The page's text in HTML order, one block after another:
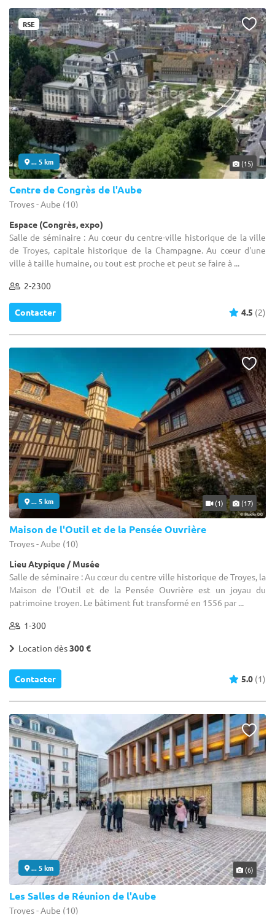
RSE
... 5 km (15)
Centre de Congrès de l'Aube
Troyes - Aube (10)
Espace (Congrès, expo)
Salle de séminaire : Au cœur du centre-ville historique de la ville
de Troyes, capitale historique de la Champagne. Au cœur d'une
ville à taille humaine, ou tout est proche et peut se faire à ...
2-2300
Contacter 4.5 (2)
... 5 km (1) (17)
Maison de l'Outil et de la Pensée Ouvrière
Troyes - Aube (10)
Lieu Atypique / Musée
Salle de séminaire : Au cœur du centre ville historique de Troyes, la
Maison de l'Outil et de la Pensée Ouvrière est un joyau du
patrimoine troyen. Le bâtiment fut transformé en 1556 par ...
1-300
Location dès300 €
Contacter 5.0 (1)
... 5 km (6)
Les Salles de Réunion de l'Aube
Troyes - Aube (10)